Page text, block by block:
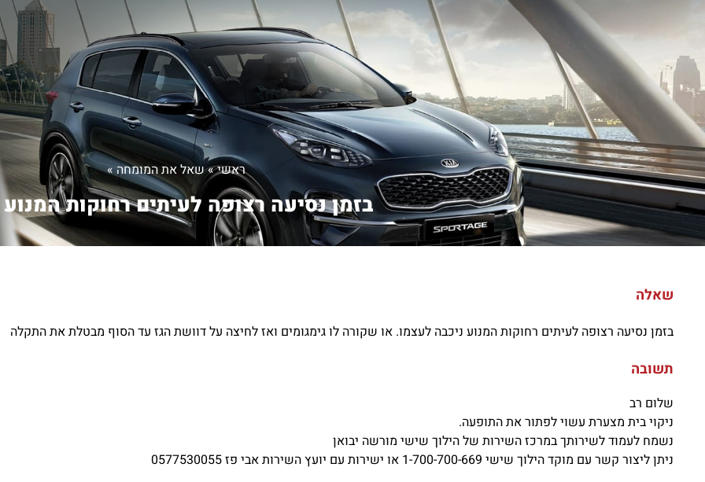
ראשי»שאל את המומחה»
בזמן נסיעה רצופה לעיתים רחוקות
שאלה
בזמן נסיעה רצופה לעיתים רחוקות המנוע ניכבה לעצמו. או שקורה לו גימגומים ואז לחיצה על דוושת הגז עד הסוף מבטלת את התקלה
תשובה
שלום רב
ניקוי בית מצערת עשוי לפתור את התופעה.
נשמח לעמוד לשירותך במרכז השירות של הילוך שישי מורשה יבואן
ניתן ליצור קשר עם מוקד הילוך שישי 1-700-700-669 או ישירות עם יועץ השירות אבי פז 0577530055